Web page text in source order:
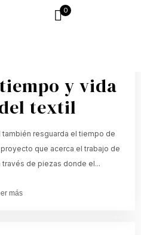
0
y vida
textil
también resguarda el tiempo de
que acerca el trabajo de
través de piezas donde el...
más